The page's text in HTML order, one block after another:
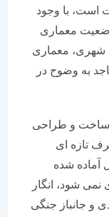
با وجود
معماری
معماری
وضوح در
و طراحی
ای
شده
انگار
جنگی